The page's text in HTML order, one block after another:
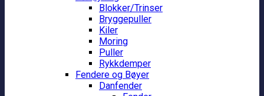
Blokker/Trinser
Bryggepuller
Kiler
Moring
Puller
Rykkdemper
Fendere og Bøyer
Danfender